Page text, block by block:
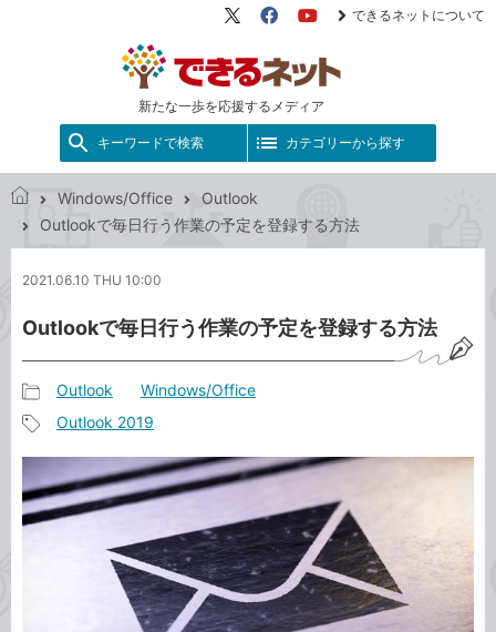
新たな一歩を応援するメディア
X（旧
FacebookYouTube
できるネットについて
キーワードで検索 カテゴリーから探す
で
ネ
ト
Windows/Office
Outlook
Outlookで毎日行う作業の予定を登録する方法
2021.06.10 THU 10:00
Outlookで毎日行う作業の予定を登録する方法
事
カ
テ
ゴ
Outlook Windows/Office
事
タ
グ
Outlook 2019